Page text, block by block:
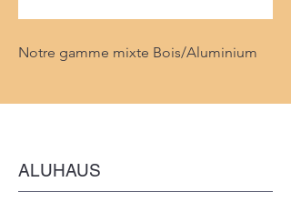
Notre gamme mixte Bois/Aluminium
ALUHAUS